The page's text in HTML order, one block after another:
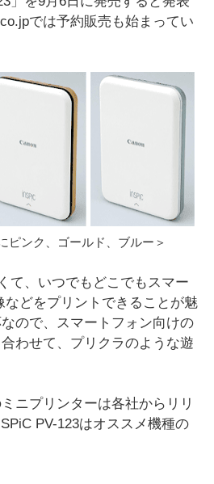
では予約販売も始まってい
ピンク、ゴールド、ブルー＞
て、いつでもどこでもスマー
などをプリントできることが魅
ので、スマートフォン向けの
わせて、プリクラのような遊
ニプリンターは各社からリリ
PV-123はオススメ機種の